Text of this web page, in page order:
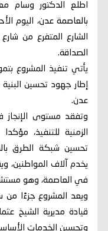
اطلع الدكتور وسام
بالعاصمة عدن، اليوم
الشارع المتفرع من
الصداقة.
يأتي تنفيذ المشروع
إطار جهود تحسين
عدن.
وتفقد مستوى الإنجاز
الزمنية للتنفيذ،
تحسين شبكة الطرق
يخدم آلاف المواطنين،
في العاصمة، وهو
ويعد المشروع جزءًا من
قيادة مديرية الشيخ
وتحسين الخدمات